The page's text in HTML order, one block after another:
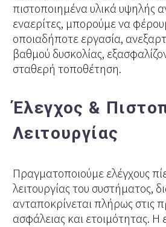
πιστοποιημένα υλικά υψηλής
εναερίτες, μπορούμε να
οποιαδήποτε εργασία,
βαθμού δυσκολίας,
σταθερή τοποθέτηση.
Έλεγχος &
Λειτουργίας
Πραγματοποιούμε ελέγχους
λειτουργίας του συστήματος,
ανταποκρίνεται πλήρως στις
ασφάλειας και ετοιμότητας. Η